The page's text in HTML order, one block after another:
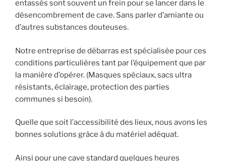
entassés sont souvent un frein pour se lancer dans le
désencombrement de cave. Sans parler d’amiante ou
d’autres substances douteuses.
Notre entreprise de débarras est spécialisée pour ces
conditions particulières tant par l’équipement que par
la manière d’opérer. (Masques spéciaux, sacs ultra
résistants, éclairage, protection des parties
communes si besoin).
Quelle que soit l’accessibilité des lieux, nous avons les
bonnes solutions grâce à du matériel adéquat.
Ainsi pour une cave standard quelques heures